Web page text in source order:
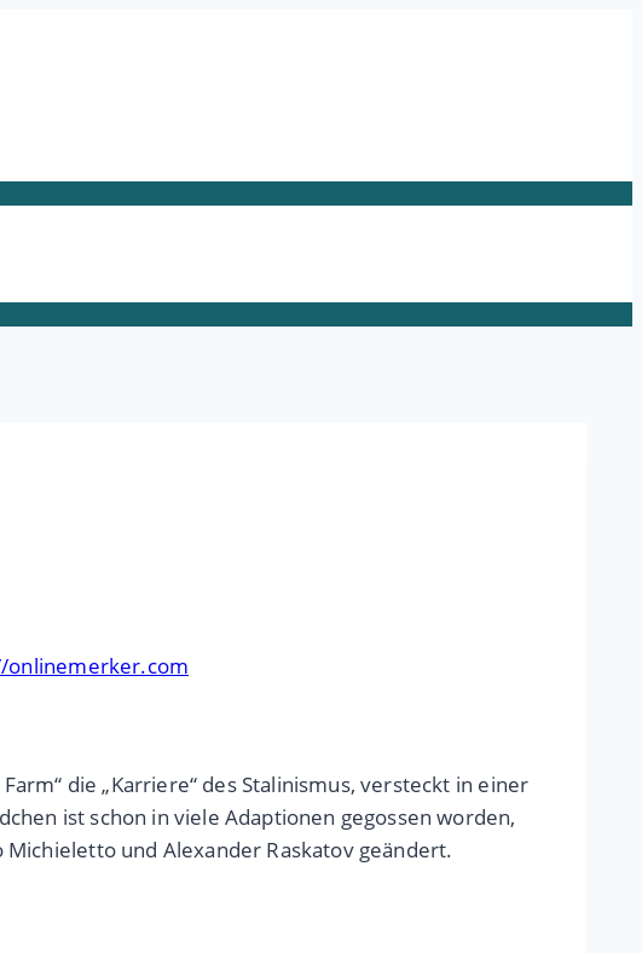
onlinemerker.com
die „Karriere“ des Stalinismus, versteckt in einer
ist schon in viele Adaptionen gegossen worden,
und Alexander Raskatov geändert.